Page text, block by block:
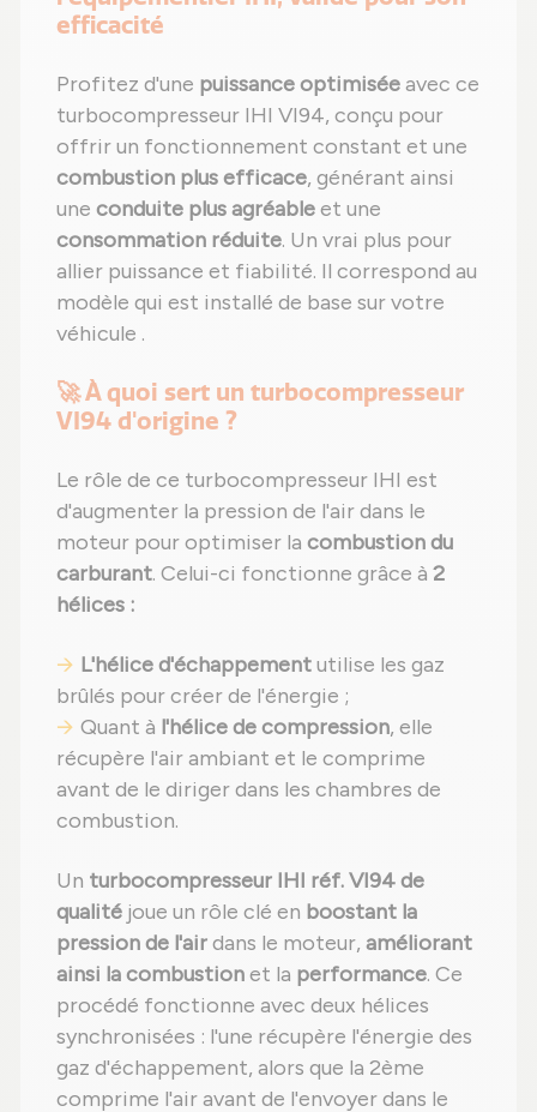
efficacité
Profitez d'une puissance optimiséeavec ce
turbocompresseur IHI VI94, conçu pour
offrir un fonctionnement constant et une
combustion plus efficace, générant ainsi
une conduite plus agréableet une
consommation réduite. Un vrai plus pour
allier puissance et fiabilité. Il correspond au
modèle qui est installé de base sur votre
véhicule .
🚀 À quoi sert un turbocompresseur
VI94 d'origine ?
Le rôle de ce turbocompresseur IHI est
d'augmenter la pression de l'air dans le
moteur pour optimiser la combustion du
carburant. Celui-ci fonctionne grâce à 2
hélices :
L'hélice d'échappementutilise les gaz
brûlés pour créer de l'énergie ;
Quant à l'hélice de compression, elle
récupère l'air ambiant et le comprime
avant de le diriger dans les chambres de
combustion.
Un turbocompresseur IHI réf. VI94 de
qualité joue un rôle clé en boostant la
pression de l'airdans le moteur, améliorant
ainsi la combustionet la performance. Ce
procédé fonctionne avec deux hélices
synchronisées : l'une récupère l'énergie des
gaz d'échappement, alors que la 2ème
comprime l'air avant de l'envoyer dans le